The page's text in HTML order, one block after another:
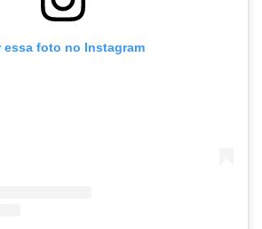
essa foto no Instagram